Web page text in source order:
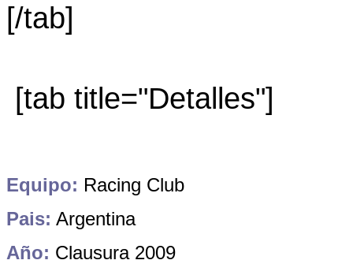
[/tab]
[tab title="Detalles"]
Equipo: Racing Club
Pais: Argentina
Año: Clausura 2009